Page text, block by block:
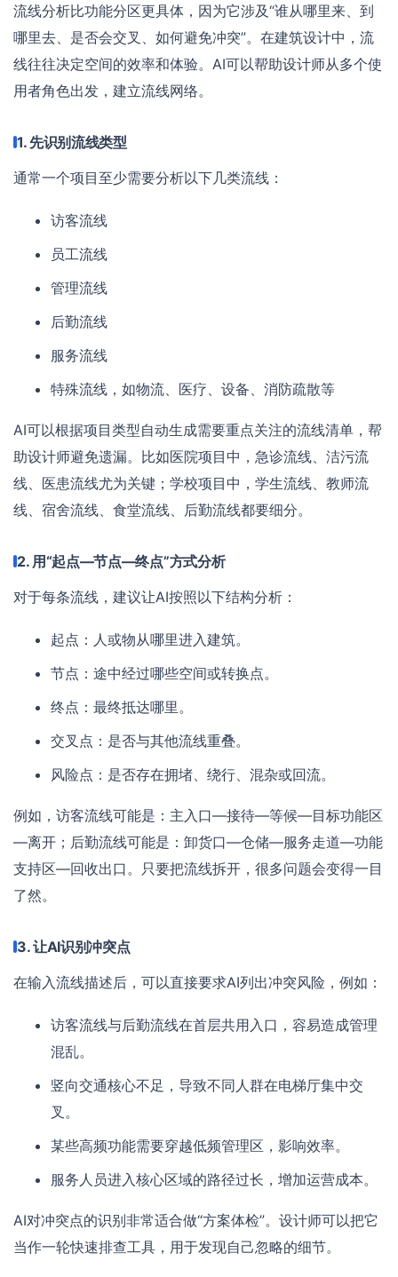
流线分析比功能分区更具体，因为它涉及“谁从哪里来、到
哪里去、是否会交叉、如何避免冲突”。在建筑设计中，流
线往往决定空间的效率和体验。AI可以帮助设计师从多个使
用者角色出发，建立流线网络。
1. 先识别流线类型
通常一个项目至少需要分析以下几类流线：
访客流线
员工流线
管理流线
后勤流线
服务流线
特殊流线，如物流、医疗、设备、消防疏散等
AI可以根据项目类型自动生成需要重点关注的流线清单，帮
助设计师避免遗漏。比如医院项目中，急诊流线、洁污流
线、医患流线尤为关键；学校项目中，学生流线、教师流
线、宿舍流线、食堂流线、后勤流线都要细分。
2. 用“起点—节点—终点”方式分析
对于每条流线，建议让AI按照以下结构分析：
起点：人或物从哪里进入建筑。
节点：途中经过哪些空间或转换点。
终点：最终抵达哪里。
交叉点：是否与其他流线重叠。
风险点：是否存在拥堵、绕行、混杂或回流。
例如，访客流线可能是：主入口—接待—等候—目标功能区
—离开；后勤流线可能是：卸货口—仓储—服务走道—功能
支持区—回收出口。只要把流线拆开，很多问题会变得一目
了然。
3. 让AI识别冲突点
在输入流线描述后，可以直接要求AI列出冲突风险，例如：
访客流线与后勤流线在首层共用入口，容易造成管理
混乱。
竖向交通核心不足，导致不同人群在电梯厅集中交
叉。
某些高频功能需要穿越低频管理区，影响效率。
服务人员进入核心区域的路径过长，增加运营成本。
AI对冲突点的识别非常适合做“方案体检”。设计师可以把它
当作一轮快速排查工具，用于发现自己忽略的细节。